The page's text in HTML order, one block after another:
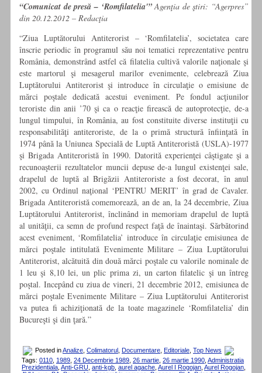
“Comunicat de presă – ‘Romfilatelia'”Agenţia de ştiri: “Agerpres”
din 20.12.2012 – Redacţia
“Ziua Luptătorului Antiterorist – ‘Romfilatelia’, societatea care
înscrie periodic în programul său noi tematici reprezentative pentru
România, demonstrând astfel că filatelia cultivă valorile naţionale şi
este martorul şi mesagerul marilor evenimente, celebrează Ziua
Luptătorului Antiterorist şi introduce în circulaţie o emisiune de
mărci poştale dedicată acestui eveniment. Pe fondul acţiunilor
teroriste din anii ’70 şi ca o reacţie firească de autoprotecţie, de-a
lungul timpului, în România, au fost constituite diverse instituţii cu
responsabilităţi antiteroriste, de la o primă structură înfiinţată în
1974 până la Uniunea Specială de Luptă Antiteroristă (USLA)-1977
şi Brigada Antiteroristă în 1990. Datorită experienţei câştigate şi a
recunoaşterii rezultatelor muncii depuse de-a lungul existenţei sale,
drapelul de luptă al Brigăzii Antiteroriste a fost decorat, în anul
2002, cu Ordinul naţional ‘PENTRU MERIT’ în grad de Cavaler.
Brigada Antiteroristă comemorează, an de an, la 24 decembrie, Ziua
Luptătorului Antiterorist, înclinând in memoriam drapelul de luptă
al unităţii, ca semn de profund respect faţă de înaintaşi. Sărbătorind
acest eveniment, ‘Romfilatelia’ introduce în circulaţie emisiunea de
mărci poştale intitulată Evenimente Militare – Ziua Luptătorului
Antiterorist, alcătuită din două mărci poştale cu valorile nominale de
1 leu şi 8,10 lei, un plic prima zi, un carton filatelic şi un întreg
poştal. Incepând cu ziua de vineri, 21 decembrie 2012, emisiunea de
mărci poştale Evenimente Militare – Ziua Luptătorului Antiterorist
va putea fi achiziţionată de la toate magazinele ‘Romfilatelia’ din
Bucureşti şi din ţară.”
Posted inAnalize Colimatorul Documentare Editoriale Top News
Tags: 0110 1989 24 Decembrie 1989 26 martie 26 martie 1990 Administratia
Prezidentiala Anti-GRU anti-kgb aurel agache Aurel I Rogojan Aurel Rogojan